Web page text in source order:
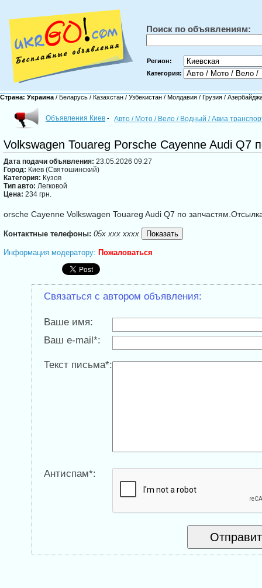
Поиск по объявлениям:
Регион:
Категория:
Страна: Украина / Беларусь / Казахстан / Узбекистан / Молдавия / Грузия /
Объявления Киев - Авто / Мото / Вело / Водный / Авиа
Volkswagen Touareg Porsche Cayenne Audi Q7
Дата подачи объявления: 23.05.2026 09:27
Город: Киев (Святошинский)
Категория: Кузов
Тип авто: Легковой
Цена: 234 грн.
orsche Cayenne Volkswagen Touareg Audi Q7 по
Контактные телефоны: 05x xxx xxxx
Информация модератору: Пожаловаться
Связаться с автором объявления:
Ваше имя:
Ваш e-mail*:
Текст письма*:
Антиспам*: